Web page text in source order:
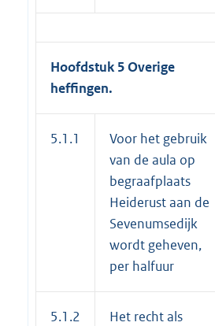
Hoofdstuk 5 Overige
heffingen.
5.1.1
Voor het gebruik
van de aula op
begraafplaats
Heiderust aan de
Sevenumsedijk
wordt geheven,
per halfuur
5.1.2
Het recht als